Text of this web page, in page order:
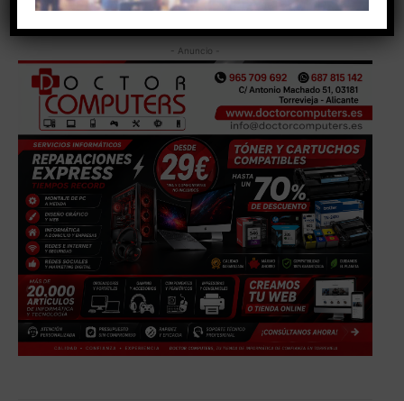
- Anuncio -